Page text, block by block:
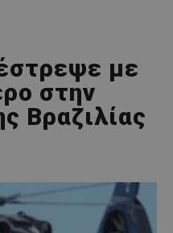
με
στην
Βραζιλίας